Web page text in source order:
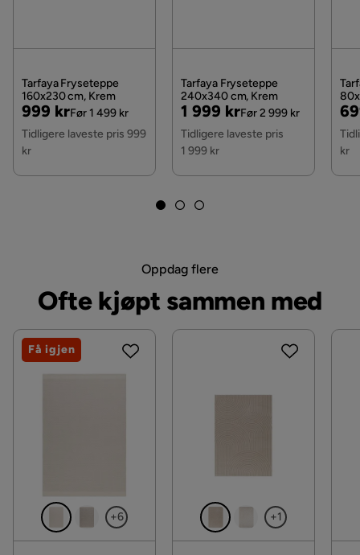
Vekt
Tarfaya Fryseteppe
160x230 cm, Krem
Pris
999 kr
Original
Pris
Før 1 499 kr
Tidligere laveste pris 999
kr
Tarfaya Fryseteppe
240x340 cm, Krem
Pris
1 999 kr
Original
Pris
Før 2 999 kr
Tidligere laveste pris
1 999 kr
kr
Oppdag flere
Ofte kjøpt sammen med
+6
Få igjen
+1